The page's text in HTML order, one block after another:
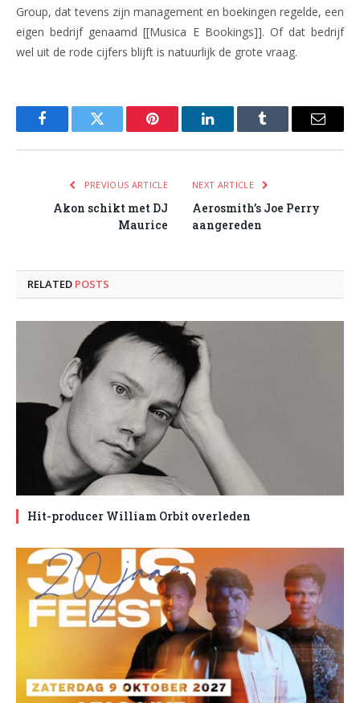
Group, dat tevens zijn management en boekingen regelde, een
eigen bedrijf genaamd [[Musica E Bookings]]. Of dat bedrijf
wel uit de rode cijfers blijft is natuurlijk de grote vraag.
FacebookTwitter Pinterest LinkedInTumblr Email
PREVIOUS ARTICLE
Akon schikt met DJ
Maurice
NEXT ARTICLE
Aerosmith’s Joe Perry
aangereden
RELATED POSTS
Hit-producer William Orbit overleden